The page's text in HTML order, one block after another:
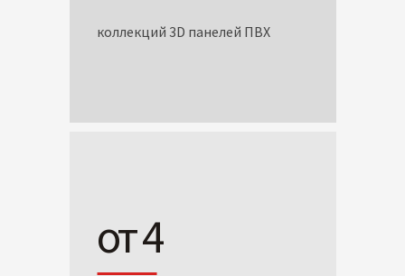
коллекций 3D панелей ПВХ
от 4